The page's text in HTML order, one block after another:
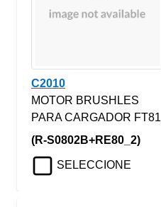
C2010
MOTOR BRUSHLES
PARA CARGADOR FT81
(R-S0802B+RE80_2)
SELECCIONE